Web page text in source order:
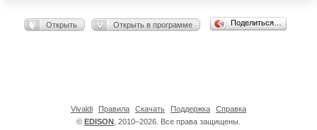
Открыть Открыть в программе Поделиться…
© EDISON , 2010–2026. Все права защищены.
Vivaldi Правила Скачать Поддержка Справка